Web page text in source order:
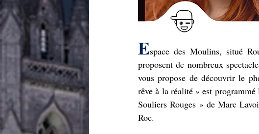
Espace des Moulins, situé
proposent de nombreux
vous propose de découvrir le
rêve à la réalité » est
Souliers Rouges » de Marc
Roc.